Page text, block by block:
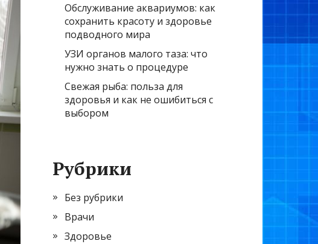
Обслуживание аквариумов: как
сохранить красоту и здоровье
подводного мира
УЗИ органов малого таза: что
нужно знать о процедуре
Свежая рыба: польза для
здоровья и как не ошибиться с
выбором
Рубрики
Без рубрики
Врачи
Здоровье